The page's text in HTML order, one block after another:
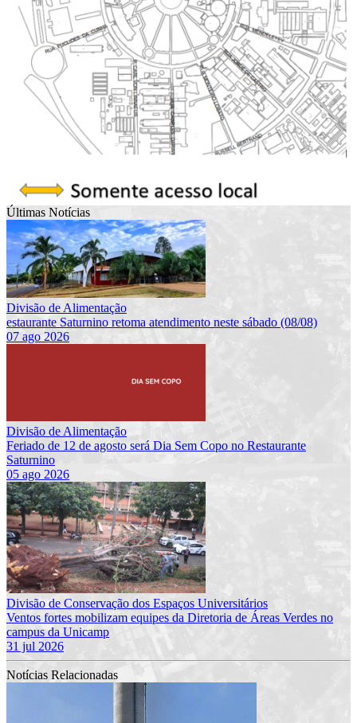
Últimas Notícias
Divisão de Alimentação
estaurante Saturnino retoma atendimento neste sábado (08/08)
07 ago 2026
Divisão de Alimentação
Feriado de 12 de agosto será Dia Sem Copo no Restaurante
Saturnino
05 ago 2026
Divisão de Conservação dos Espaços Universitários
Ventos fortes mobilizam equipes da Diretoria de Áreas Verdes no
campus da Unicamp
31 jul 2026
Notícias Relacionadas